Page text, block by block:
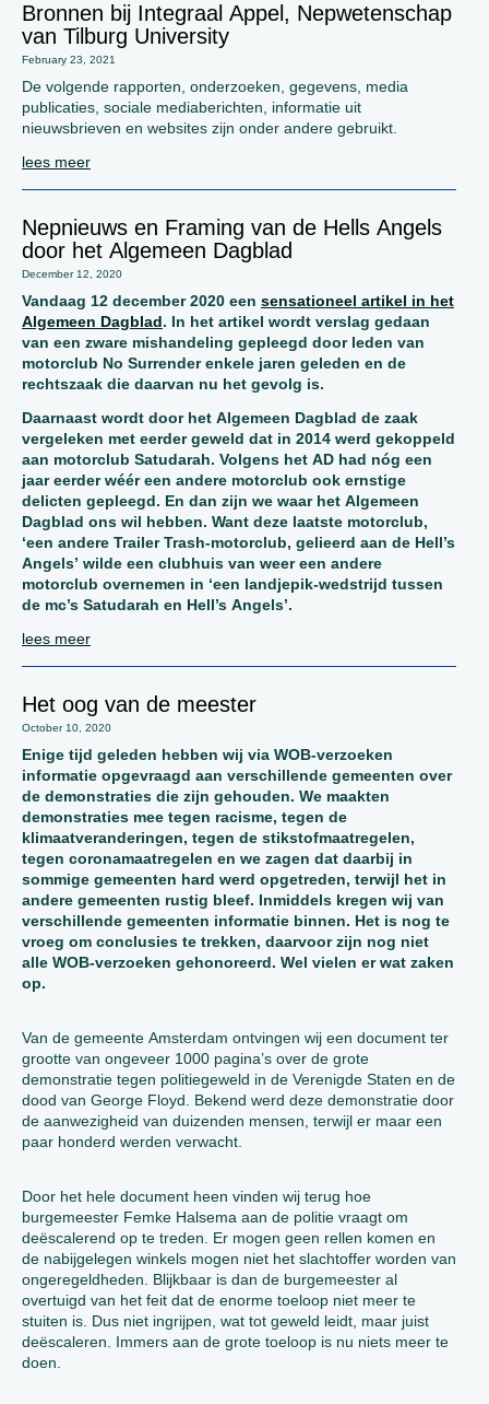
Bronnen bij Integraal Appel, Nepwetenschap
van Tilburg University
February 23, 2021
De volgende rapporten, onderzoeken, gegevens, media
publicaties, sociale mediaberichten, informatie uit
nieuwsbrieven en websites zijn onder andere gebruikt.
lees meer
Nepnieuws en Framing van de Hells Angels
door het Algemeen Dagblad
December 12, 2020
Vandaag 12 december 2020 een sensationeel artikel in het
Algemeen Dagblad. In het artikel wordt verslag gedaan
van een zware mishandeling gepleegd door leden van
motorclub No Surrender enkele jaren geleden en de
rechtszaak die daarvan nu het gevolg is.
Daarnaast wordt door het Algemeen Dagblad de zaak
vergeleken met eerder geweld dat in 2014 werd gekoppeld
aan motorclub Satudarah. Volgens het AD had nóg een
jaar eerder wéér een andere motorclub ook ernstige
delicten gepleegd. En dan zijn we waar het Algemeen
Dagblad ons wil hebben. Want deze laatste motorclub,
‘een andere Trailer Trash-motorclub, gelieerd aan de Hell’s
Angels’ wilde een clubhuis van weer een andere
motorclub overnemen in ‘een landjepik-wedstrijd tussen
de mc’s Satudarah en Hell’s Angels’.
lees meer
Het oog van de meester
October 10, 2020
Enige tijd geleden hebben wij via WOB-verzoeken
informatie opgevraagd aan verschillende gemeenten over
de demonstraties die zijn gehouden. We maakten
demonstraties mee tegen racisme, tegen de
klimaatveranderingen, tegen de stikstofmaatregelen,
tegen coronamaatregelen en we zagen dat daarbij in
sommige gemeenten hard werd opgetreden, terwijl het in
andere gemeenten rustig bleef. Inmiddels kregen wij van
verschillende gemeenten informatie binnen. Het is nog te
vroeg om conclusies te trekken, daarvoor zijn nog niet
alle WOB-verzoeken gehonoreerd. Wel vielen er wat zaken
op.
Van de gemeente Amsterdam ontvingen wij een document ter
grootte van ongeveer 1000 pagina’s over de grote
demonstratie tegen politiegeweld in de Verenigde Staten en de
dood van George Floyd. Bekend werd deze demonstratie door
de aanwezigheid van duizenden mensen, terwijl er maar een
paar honderd werden verwacht.
Door het hele document heen vinden wij terug hoe
burgemeester Femke Halsema aan de politie vraagt om
deëscalerend op te treden. Er mogen geen rellen komen en
de nabijgelegen winkels mogen niet het slachtoffer worden van
ongeregeldheden. Blijkbaar is dan de burgemeester al
overtuigd van het feit dat de enorme toeloop niet meer te
stuiten is. Dus niet ingrijpen, wat tot geweld leidt, maar juist
deëscaleren. Immers aan de grote toeloop is nu niets meer te
doen.